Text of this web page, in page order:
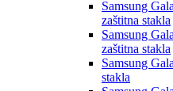
Samsung
zaštitna stakla
Samsung
zaštitna stakla
Samsung
stakla